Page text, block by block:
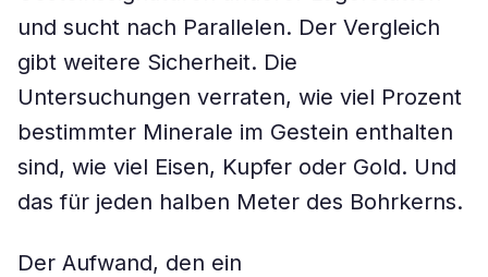
und sucht nach Parallelen. Der Vergleich
gibt weitere Sicherheit. Die
Untersuchungen verraten, wie viel Prozent
bestimmter Minerale im Gestein enthalten
sind, wie viel Eisen, Kupfer oder Gold. Und
das für jeden halben Meter des Bohrkerns.
Der Aufwand, den ein